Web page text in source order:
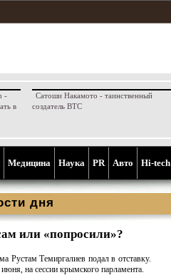
-
в
Сатоши Накамото - таинственный
создатель BTC
Медицина Наука PR Aвто Hi-tech
дня
или «попросили»?
Рустам Темиргалиев подал в отставку.
на сессии крымского парламента.